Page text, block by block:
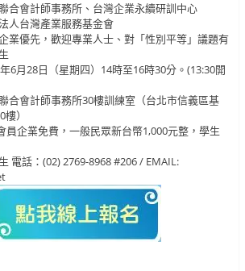
合會計師事務所、台灣企業永續研訓中心
人台灣產業服務基金會
業優先，歡迎專業人士、對「性別平等」議題有
6月28日（星期四）14時至16時30分。(13:30開
合會計師事務所30樓訓練室（台北市信義區基
）
員企業免費，一般民眾新台幣1,000元整，學生
電話：(02) 2769-8968 #206 / EMAIL: